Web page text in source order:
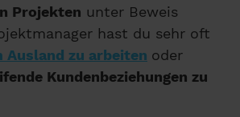
Projekten unter Beweis
hast du sehr oft
Ausland zu arbeiten oder
Kundenbeziehungen zu